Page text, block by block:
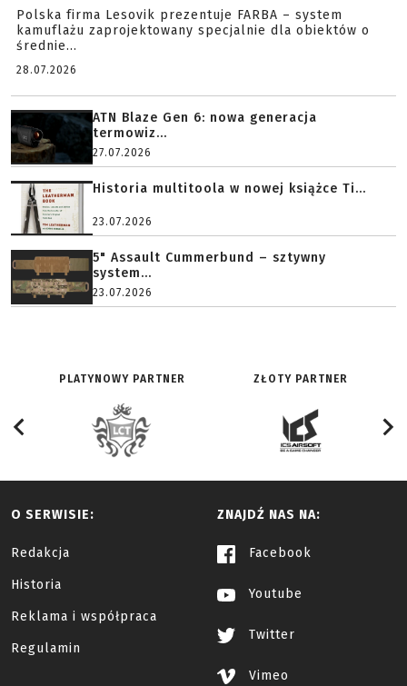
Polska firma Lesovik prezentuje FARBA – system
kamuflażu zaprojektowany specjalnie dla obiektów o
średnie...
28.07.2026
ATN Blaze Gen 6: nowa generacja
termowiz...
27.07.2026
Historia multitoola w nowej książce Ti...
23.07.2026
5" Assault Cummerbund – sztywny
system...
23.07.2026
PLATYNOWY PARTNER ZŁOTY PARTNER
O SERWISIE:
Redakcja
Historia
Reklama i współpraca
Regulamin
ZNAJDŹ NAS NA:
Facebook
Youtube
Twitter
Vimeo